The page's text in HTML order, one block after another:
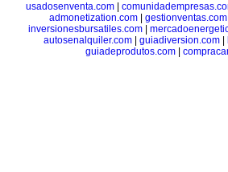
usadosenventa.com|
admonetization.com| gestionventas.com
inversionesbursatiles.com|
autosenalquiler.com| guiadiversion.com|
guiadeprodutos.com|